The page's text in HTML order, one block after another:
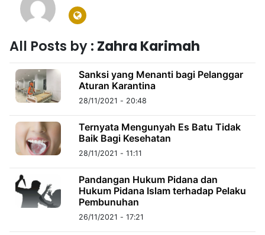
Berita
Network
PT
TREETAN
MULTIMEDIA
INDONESIA
Partner
Insight
NTB
Suara
Time
Lens
IDN
Daily
Jogja
Jalan
Rakyat
Idealita
News
Kita
Notice
Dinamikapost.com
Radar
Baru
Seedbacklink
All Posts by : Zahra Karimah
Sanksi yang Menanti bagi Pelanggar
Aturan Karantina
28/11/2021 - 20:48
Ternyata Mengunyah Es Batu Tidak
Baik Bagi Kesehatan
28/11/2021 - 11:11
Pandangan Hukum Pidana dan
Hukum Pidana Islam terhadap Pelaku
Pembunuhan
26/11/2021 - 17:21